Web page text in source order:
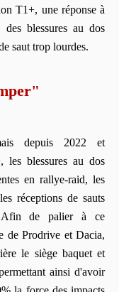
T1+, une réponse à
des blessures au dos
saut trop lourdes.
depuis 2022 et
les blessures au dos
en rallye-raid, les
réceptions de sauts
Afin de palier à ce
de Prodrive et Dacia,
le siège baquet et
ainsi d'avoir